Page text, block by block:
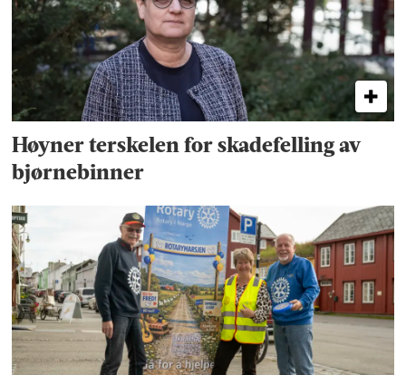
Høyner terskelen for skadefelling av
bjørnebinner